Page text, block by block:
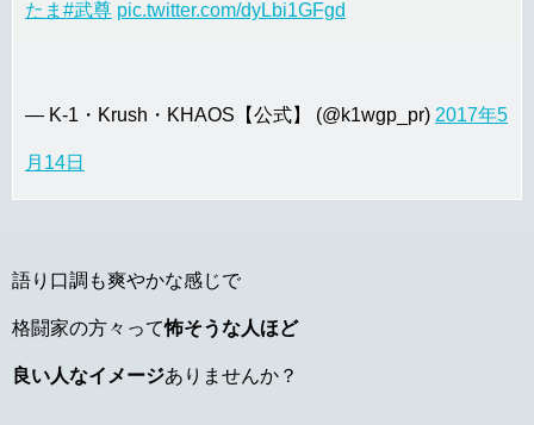
たま #武尊 pic.twitter.com/dyLbi1GFgd
— K-1・Krush・KHAOS【公式】 (@k1wgp_pr) 2017年5
月14日
語り口調も爽やかな感じで
格闘家の方々って怖そうな人ほど
良い人なイメージありませんか？